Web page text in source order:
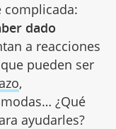
complicada:
dado
a reacciones
pueden ser
,
¿Qué
ayudarles?